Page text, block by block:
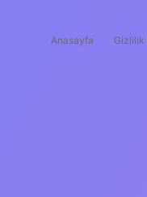
Anasayfa Gizlilik